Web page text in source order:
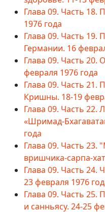
Глава 09. Часть 18.
1976 года
Глава 09. Часть 19.
Германии. 16
Глава 09. Часть 20.
февраля 1976 года
Глава 09. Часть
Кришны. 18-19
Глава 09. Часть 22.
«Шримад-
года
Глава 09. Часть 23.
вришчика-сарпа-
Глава 09. Часть 24.
23 февраля 1976
Глава 09. Часть
и санньясу. 24-25